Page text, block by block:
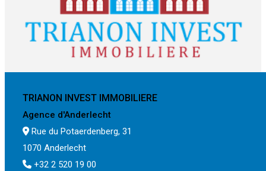
TRIANON INVEST IMMOBILIERE
Agence d'Anderlecht
Rue du Potaerdenberg, 31
1070 Anderlecht
+32 2 520 19 00